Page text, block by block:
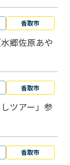
香取市
郷佐原あや
香取市
ツアー」参
香取市